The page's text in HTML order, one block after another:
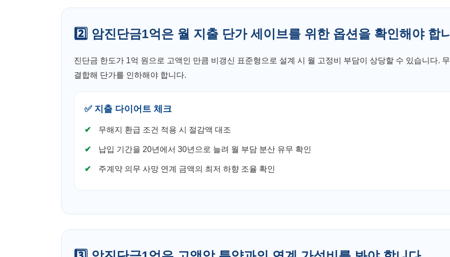
2️⃣ 암진단금1억은 월 지출 단가 세이브를 위한 옵션을 확인해야 합
진단금 한도가 1억 원으로 고액인 만큼 비갱신 표준형으로 설계 시 월 고정비 부담이 상당할 수 있습니다.
결합해 단가를 인하해야 합니다.
✅ 지출 다이어트 체크
무해지 환급 조건 적용 시 절감액 대조
납입 기간을 20년에서 30년으로 늘려 월 부담 분산 유무 확인
주계약 의무 사망 연계 금액의 최저 하향 조율 확인